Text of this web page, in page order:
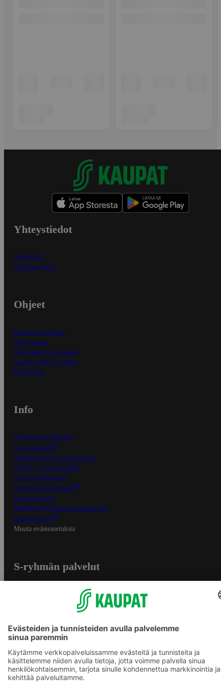
Yhteystiedot
Myymälät
Asiakaspalvelu
Ohjeet
Ensitilaajan ohjeet
Näin maksat
Näin tilaat ja muokkaat
Kaikki ohjeet ja vinkit
In English
Info
S-Business yrityksille
Oiva-raportit
Osuuskauppojen yhteystiedot
Tilaus- ja toimitusehdot
Tietosuojakäytäntö
Palvelun käyttöehdot
Saavutettavuus
Mobiilisovelluksen saavutettavuus
Mainostajalle
Muuta evästeasetuksia
S-ryhmän palvelut
S-ostoslista -sovellus
Prisma.fi
Sokos.fi
S-Pankki
Yhteishyvä
Sokos Hotels